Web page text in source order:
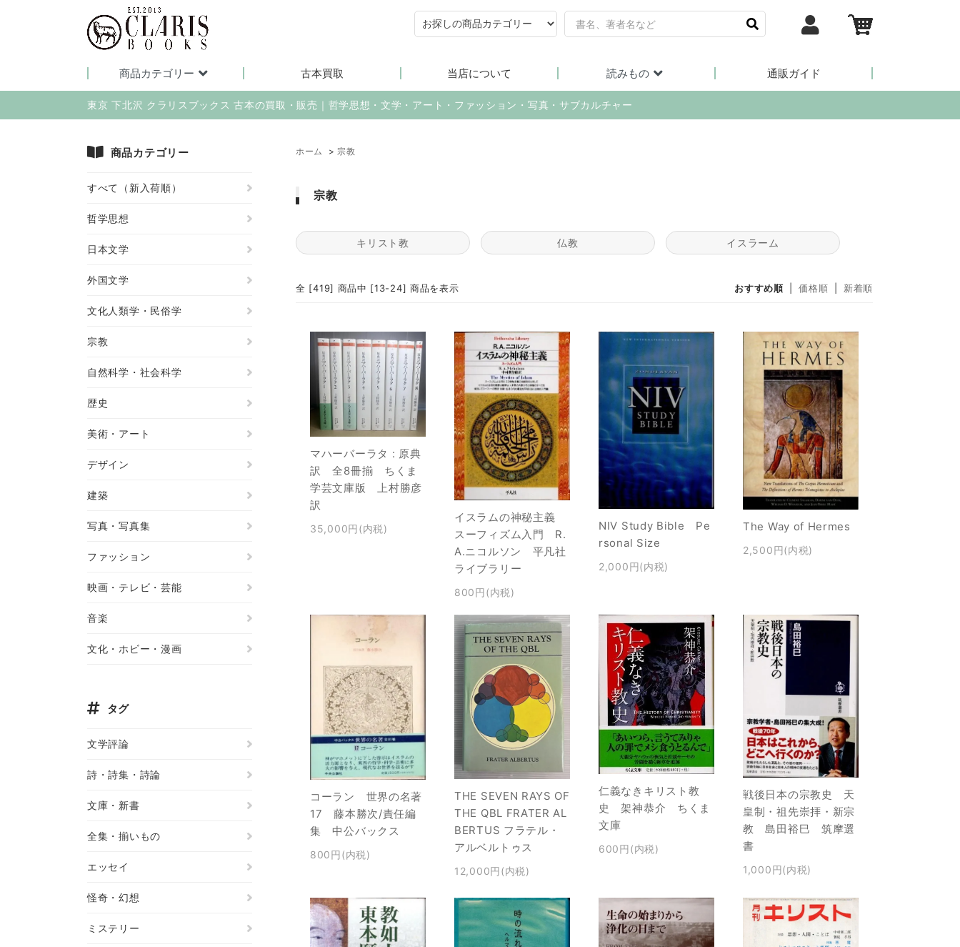
商品カテゴリー 古本買取 当店について 読みもの 通販ガイド
東京 下北沢 クラリスブックス 古本の買取・販売｜哲学思想・文学・アート・ファッション・写真・サブカルチャー
ホーム > 宗教
宗教
キリスト教 仏教 イスラーム
全 [419] 商品中 [13-24] 商品を表示 おすすめ順 価格順 新着順
マハーバーラタ : 原典
訳 全8冊揃 ちくま
学芸文庫版 上村勝彦
訳
35,000円(内税)
イスラムの神秘主義
スーフィズム入門 R.
A.ニコルソン 平凡社
ライブラリー
800円(内税)
NIV Study Bible Pe
rsonal Size
2,000円(内税)
The Way of Hermes
2,500円(内税)
コーラン 世界の名著
17 藤本勝次/責任編
集 中公バックス
800円(内税)
THE SEVEN RAYS OF
THE QBL FRATER AL
BERTUS フラテル・
アルベルトゥス
12,000円(内税)
仁義なきキリスト教
史 架神恭介 ちくま
文庫
600円(内税)
戦後日本の宗教史 天
皇制・祖先崇拝・新宗
教 島田裕巳 筑摩選
書
1,000円(内税)
商品カテゴリー
すべて（新入荷順）
哲学思想
日本文学
外国文学
文化人類学・民俗学
宗教
自然科学・社会科学
歴史
美術・アート
デザイン
建築
写真・写真集
ファッション
映画・テレビ・芸能
音楽
文化・ホビー・漫画
タグ
文学評論
詩・詩集・詩論
文庫・新書
全集・揃いもの
エッセイ
怪奇・幻想
ミステリー